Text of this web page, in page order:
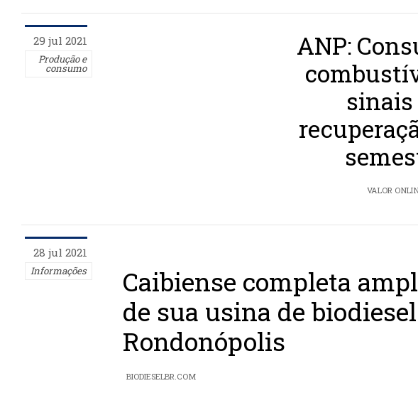
29 jul 2021
Produção e
consumo
ANP:
sinais
VALOR
28 jul 2021
Informações
Caibiense completa
de sua usina de
Rondonópolis
BIODIESELBR.COM